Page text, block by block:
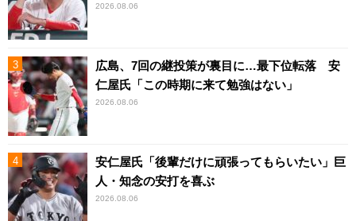
2026.08.06
広島、7回の継投策が裏目に…最下位転落 安
仁屋氏「この時期に来て勉強はない」
2026.08.06
安仁屋氏「後輩だけに頑張ってもらいたい」巨
人・知念の安打を喜ぶ
2026.08.06